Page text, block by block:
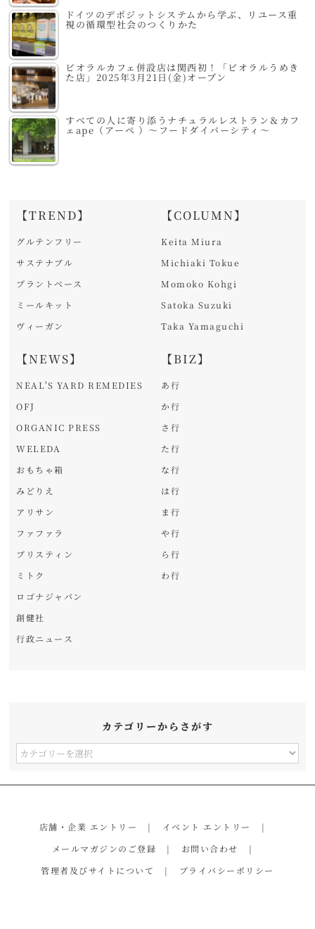
ドイツのデポジットシステムから学ぶ、リユース重
視の循環型社会のつくりかた
ビオラルカフェ併設店は関西初！「ビオラルうめき
た店」2025年3月21日(金)オープン
すべての人に寄り添うナチュラルレストラン＆カフ
ェape（アーペ ）～フードダイバーシティ～
【TREND】
グルテンフリー
サステナブル
プラントベース
ミールキット
ヴィーガン
【NEWS】
NEAL'S YARD REMEDIES
OFJ
ORGANIC PRESS
WELEDA
おもちゃ箱
みどりえ
アリサン
ファファラ
プリスティン
ミトク
ロゴナジャパン
創健社
行政ニュース
【COLUMN】
Keita Miura
Michiaki Tokue
Momoko Kohgi
Satoka Suzuki
Taka Yamaguchi
【BIZ】
あ行
か行
さ行
た行
な行
は行
ま行
や行
ら行
わ行
カテゴリーからさがす
カ
店舗・企業 エントリー
イベント エントリー
メールマガジンのご登録
お問い合わせ
管理者及びサイトについて
プライバシーポリシー